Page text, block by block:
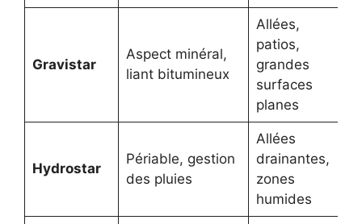
Gravistar
Aspect minéral,
liant bitumineux
Allées,
patios,
grandes
surfaces
planes
Hydrostar
Périable, gestion
des pluies
Allées
drainantes,
zones
humides